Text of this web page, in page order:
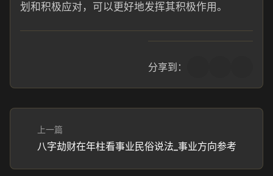
划和积极应对，可以更好地发挥其积极作用。
分享到：
上一篇
八字劫财在年柱看事业民俗说法_事业方向参考